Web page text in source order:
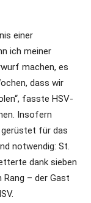
einer
ich meiner
machen, es
dass wir
fasste HSV-
Insofern
für das
notwendig: St.
dank sieben
– der Gast